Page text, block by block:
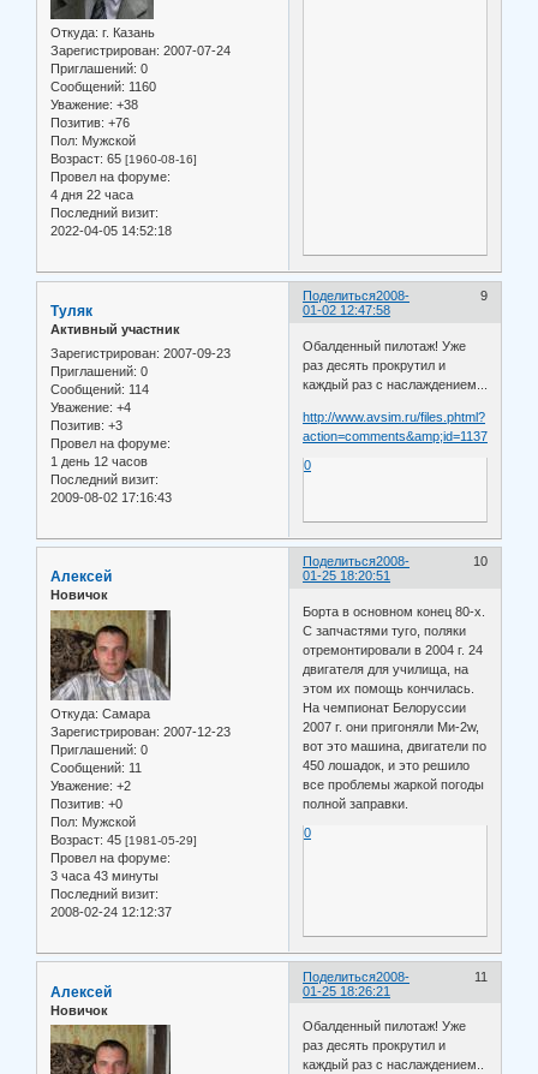
Откуда: г. Казань
Зарегистрирован: 2007-07-24
Приглашений: 0
Сообщений: 1160
Уважение: +38
Позитив: +76
Пол: Мужской
Возраст: 65 [1960-08-16]
Провел на форуме:
4 дня 22 часа
Последний визит:
2022-04-05 14:52:18
Поделиться 9
2008-
01-02 12:47:58
Туляк
Активный участник
Зарегистрирован: 2007-09-23
Приглашений: 0
Сообщений: 114
Уважение: +4
Позитив: +3
Провел на форуме:
1 день 12 часов
Последний визит:
2009-08-02 17:16:43
Обалденный пилотаж! Уже
раз десять прокрутил и
каждый раз с наслаждением...
http://www.avsim.ru/files.phtml?
0
Поделиться 10
2008-
01-25 18:20:51
Алексей
Новичок
Откуда: Самара
Зарегистрирован: 2007-12-23
Приглашений: 0
Сообщений: 11
Уважение: +2
Позитив: +0
Пол: Мужской
Возраст: 45 [1981-05-29]
Провел на форуме:
3 часа 43 минуты
Последний визит:
2008-02-24 12:12:37
Борта в основном конец 80-х.
С запчастями туго, поляки
отремонтировали в 2004 г. 24
двигателя для училища, на
этом их помощь кончилась.
На чемпионат Белоруссии
2007 г. они пригоняли Ми-2w,
вот это машина, двигатели по
450 лошадок, и это решило
все проблемы жаркой погоды
полной заправки.
0
Поделиться 11
2008-
01-25 18:26:21
Алексей
Новичок
Обалденный пилотаж! Уже
раз десять прокрутил и
каждый раз с наслаждением..